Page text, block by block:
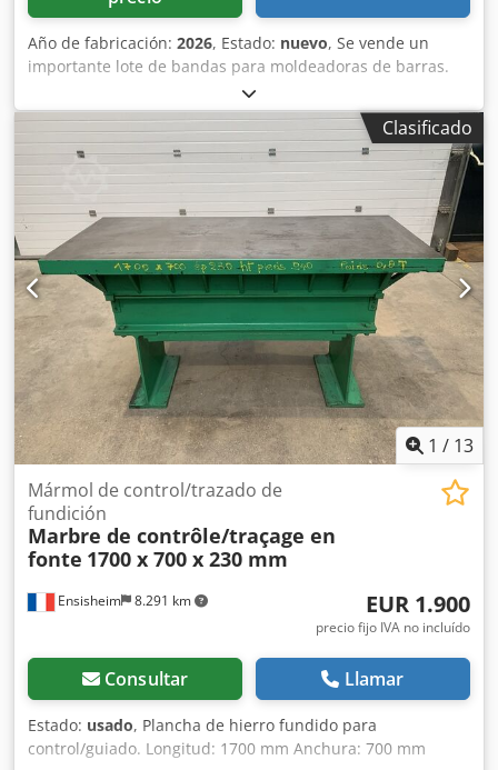
Año de fabricación: 2026, Estado: nuevo, Se vende un
importante lote de bandas para moldeadoras de barras.
Marcas disponibles: - MAJOR - BONGARD - MERAND
TENOR/TREGOR - BERTRAND EURO2000 - BERTRAND
EUROMAP - JAC - PANIRECORD F73 - PANIRECORD F60/F57 -
SINMAG Credpfxezqt Tcs Afkof - PAVAILLER - STAFF Precios
unitarios y al por mayor. Se venden en kits completos para
una moldeadora, que incluyen: - Banda delantera - Banda
trasera - Banda inferior de refuerzo - Banda de recepción
Clasificado
1 / 13
Ensisheim 8.291 km
Mármol de control/trazado de
fundición
Marbre de contrôle/traçage en
fonte 1700 x 700 x 230 mm
EUR 1.900
precio fijo IVA no incluído
Consultar Llamar
Estado: usado, Plancha de hierro fundido para
control/guiado. Longitud: 1700 mm Anchura: 700 mm